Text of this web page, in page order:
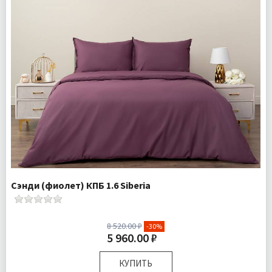
Сэнди (фиолет) КПБ 1.6 Siberia
8 520.00 ₽ -30%
5 960.00 ₽
КУПИТЬ